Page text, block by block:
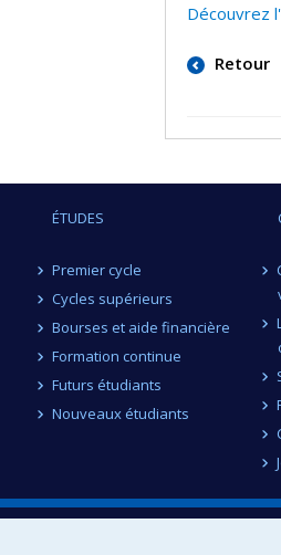
Découvrez
Retour
ÉTUDES
Premier cycle
Cycles supérieurs
Bourses et aide financière
Formation continue
Futurs étudiants
Nouveaux étudiants